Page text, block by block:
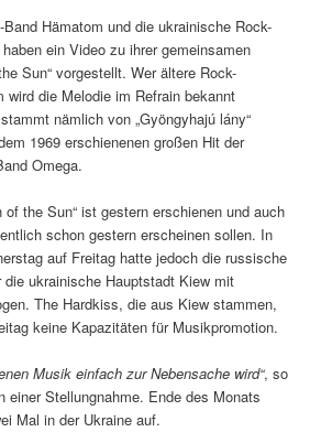
Hämatom und die ukrainische Rock-
ein Video zu ihrer gemeinsamen
Sun“ vorgestellt. Wer ältere Rock-
wird die Melodie im Refrain bekannt
nämlich von „Gyöngyhajú lány“
1969 erschienenen großen Hit der
Omega.
of the Sun“ ist gestern erschienen und auch
schon gestern erscheinen sollen. In
auf Freitag hatte jedoch die russische
die ukrainische Hauptstadt Kiew mit
The Hardkiss, die aus Kiew stammen,
keine Kapazitäten für Musikpromotion.
Musik einfach zur Nebensache wird“, so
einer Stellungnahme. Ende des Monats
Mal in der Ukraine auf.